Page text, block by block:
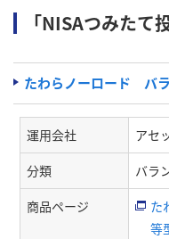
「NISAつみたて
たわらノーロード バラ
運用会社
アセ
分類
バラ
商品ページ
た
等